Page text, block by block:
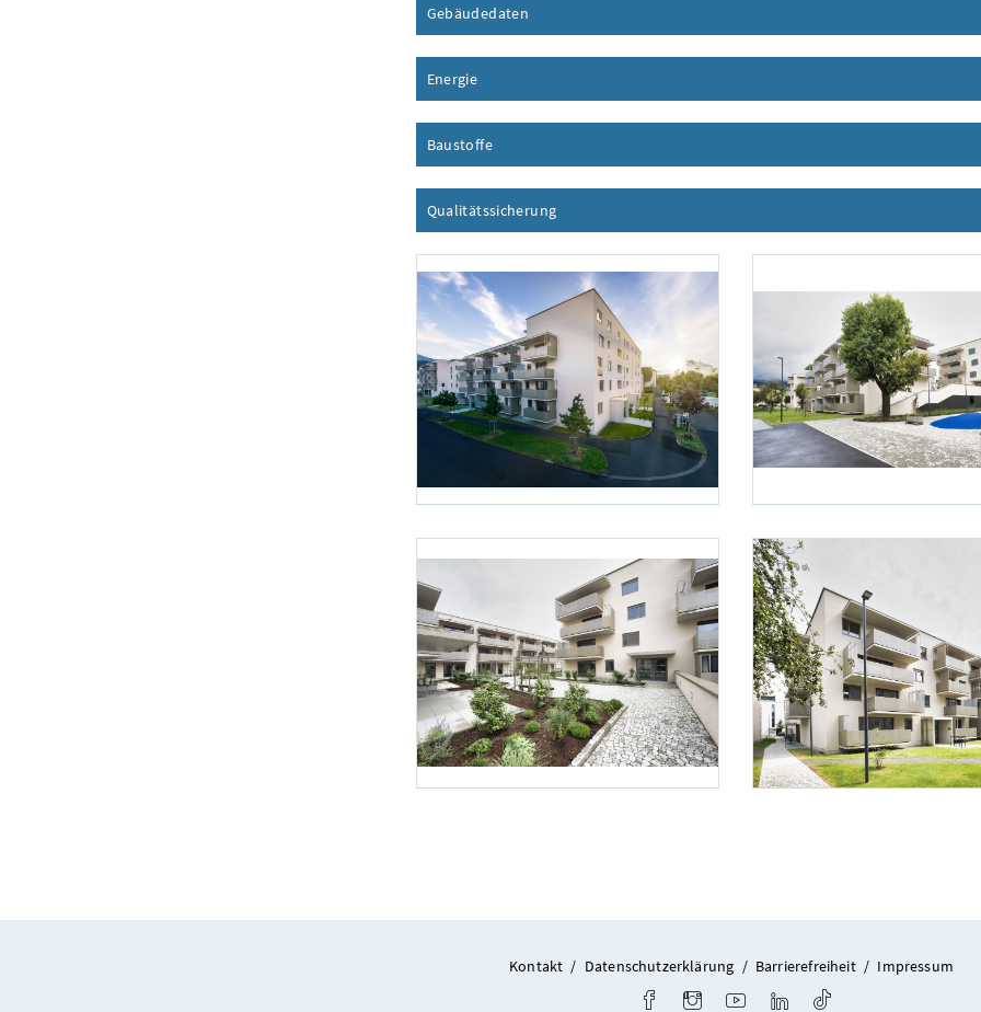
Gebäudedaten
Energie
BaustoffeInhalt aufklappen
Qualitätssicherung
Foto 1: NHT/Pauli
Foto 4: NHT/Karg
Kontakt / Datenschutzerklärung / Barrierefreiheit / Impressum
FacebookInstagramYoutube LinkedIn